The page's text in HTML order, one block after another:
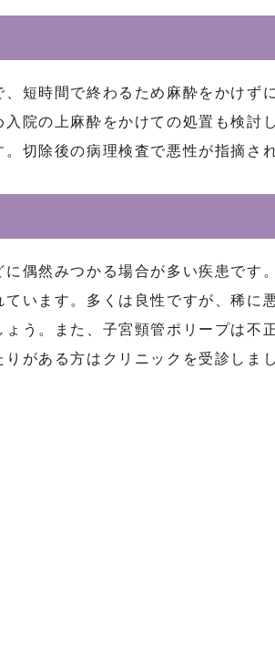
短時間で終わるため麻酔をかけず
院の上麻酔をかけての処置も検討
切除後の病理検査で悪性が指摘さ
偶然みつかる場合が多い疾患です
います。多くは良性ですが、稀に
う。また、子宮頸管ポリープは不
がある方はクリニックを受診しま